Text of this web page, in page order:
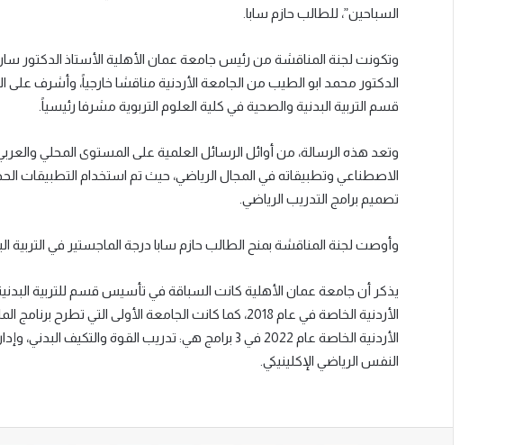
السباحين”، للطالب حازم سابا.
وتكونت لجنة المناقشة من رئيس جامعة عمان الأهلية الأستاذ الدكتور
الدكتور محمد ابو الطيب من الجامعة الأردنية مناقشا خارجياً، وأشرف على
قسم التربية البدنية والصحية في كلية العلوم التربوية مشرفا رئيسياً.
وتعد هذه الرسالة، من أوائل الرسائل العلمية على المستوى المحلي
الاصطناعي وتطبيقاته في المجال الرياضي، حيث تم استخدام التطبيقات
تصميم برامج التدريب الرياضي.
وأوصت لجنة المناقشة بمنح الطالب حازم سابا درجة الماجستير في التربية
يذكر أن جامعة عمان الأهلية كانت السباقة في تأسيس قسم للتربية
الأردنية الخاصة في عام 2018، كما كانت الجامعة الأولى التي
الأردنية الخاصة عام 2022 في 3 برامج هي: تدريب القوة
النفس الرياضي الإكلينيكي.